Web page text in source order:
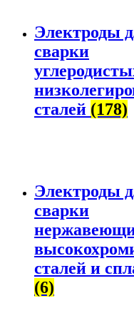
Электроды
сварки
сталей (178)
Электроды
сварки
сталей и
(6)